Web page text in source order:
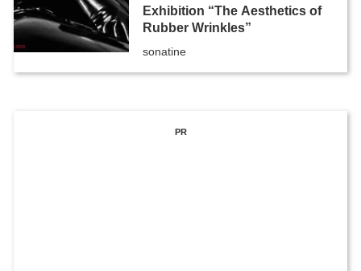
Exhibition “The Aesthetics of
Rubber Wrinkles”
sonatine
PR